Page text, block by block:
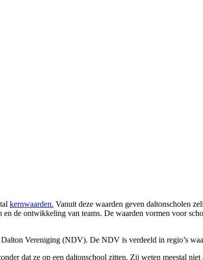
kernwaarden. Vanuit deze waarden geven daltonscholen
en de ontwikkeling van teams. De waarden vormen voor
Vereniging (NDV). De NDV is verdeeld in regio’s
dat ze op een daltonschool zitten. Zij weten meestal